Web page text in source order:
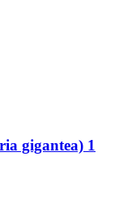
gigantea) 1